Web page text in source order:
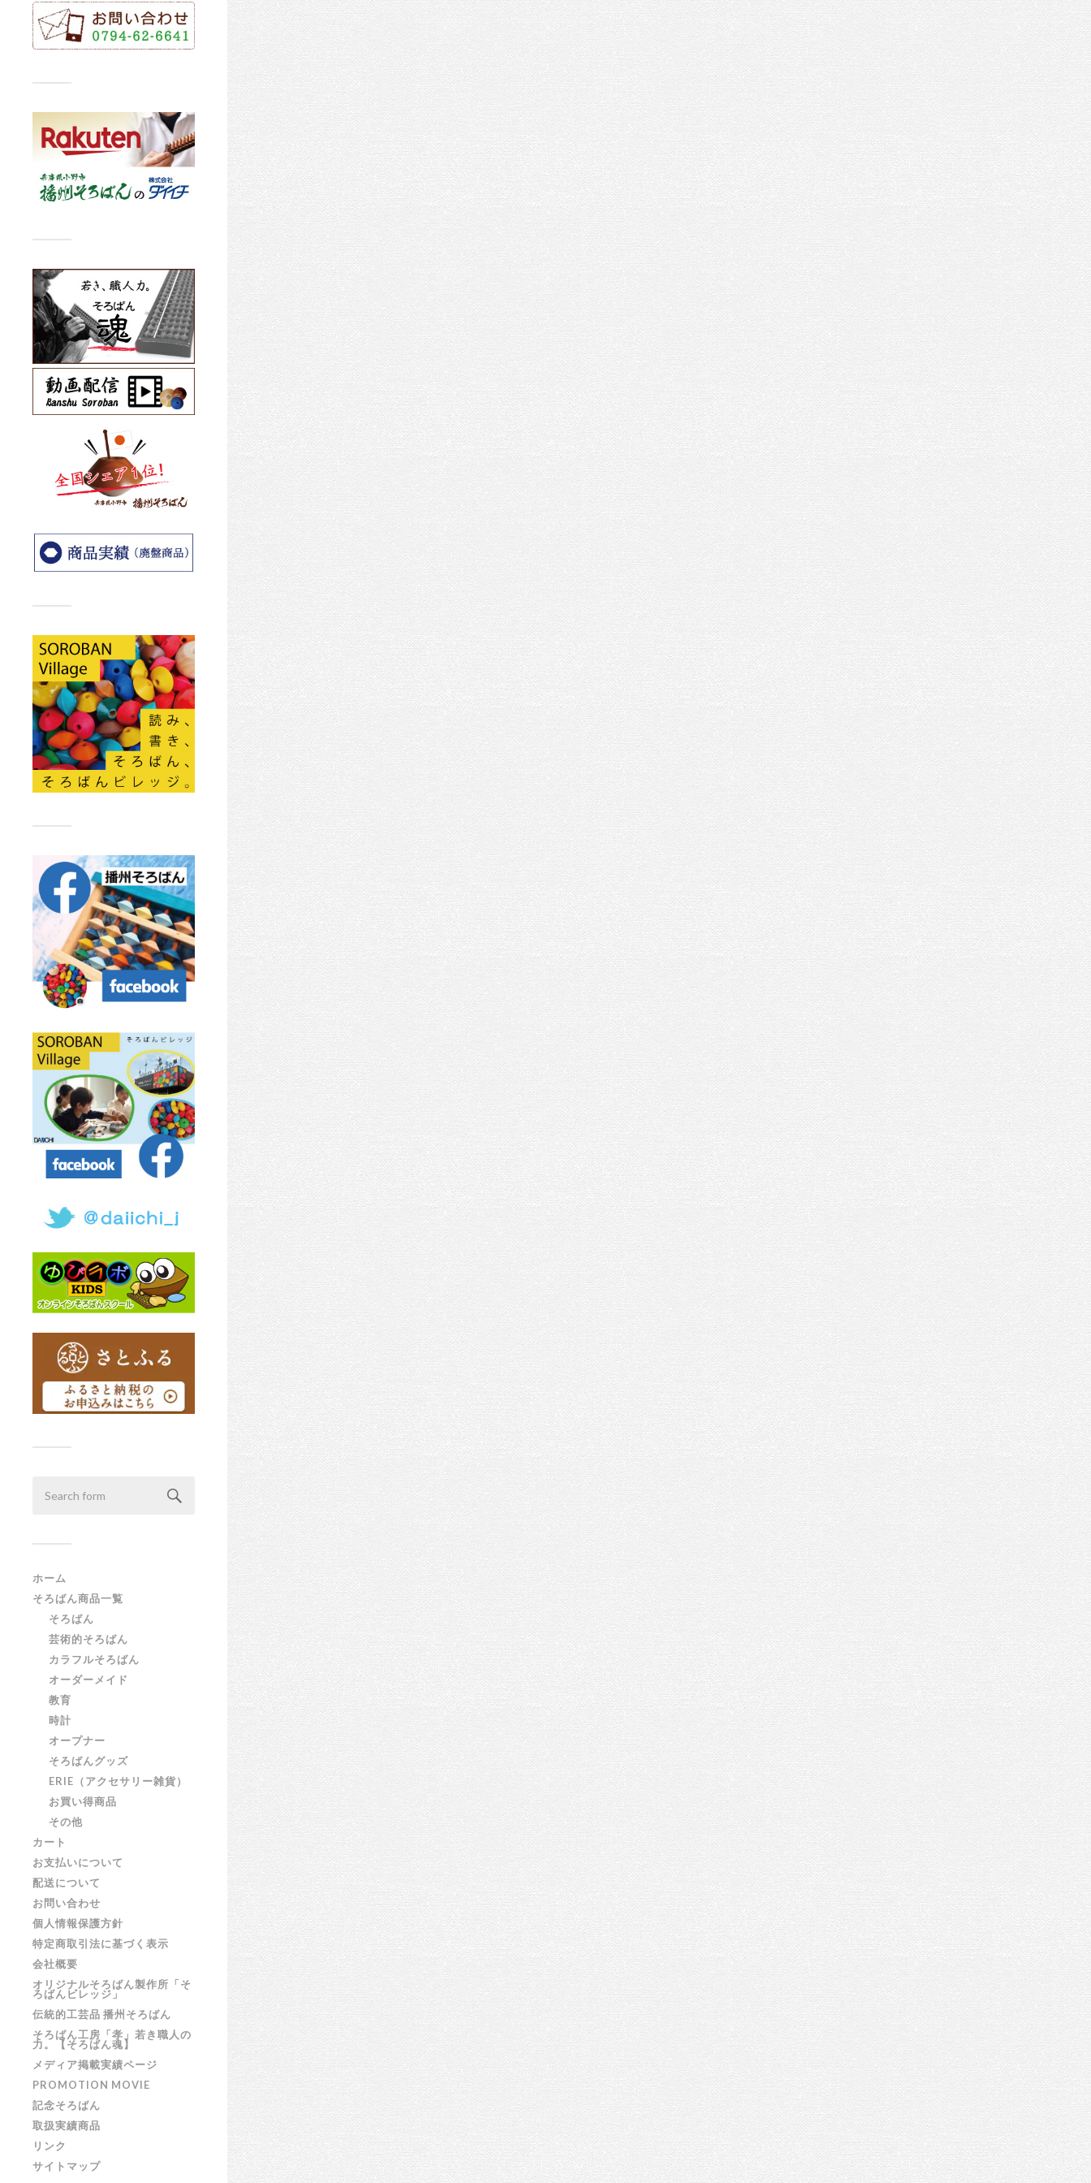
ホーム
そろばん商品一覧
そろばん
芸術的そろばん
カラフルそろばん
オーダーメイド
教育
時計
オープナー
そろばんグッズ
ERIE（アクセサリー雑貨）
お買い得商品
その他
カート
お支払いについて
配送について
お問い合わせ
個人情報保護方針
特定商取引法に基づく表示
会社概要
オリジナルそろばん製作所「そ
ろばんビレッジ」
伝統的工芸品 播州そろばん
そろばん工房「孝」若き職人の
力。【そろばん魂】
メディア掲載実績ページ
PROMOTION MOVIE
記念そろばん
取扱実績商品
リンク
サイトマップ